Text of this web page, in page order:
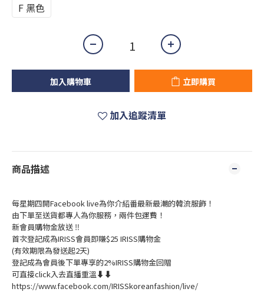
F 黑色
加入購物車 立即購買
加入追蹤清單
商品描述
每星期四開Facebook live為你介紹番最新最潮的韓流服飾！
由下單至送貨都專人為你服務，兩件包運費！
新會員購物金放送 ‼️
首次登記成為IRISS會員即賺$25 IRISS購物金
(有效期限為發送起2天)
登記成為會員後下單專享的2%IRISS購物金回贈
可直接click入去直播重溫⬇⬇
https://www.facebook.com/IRISSkoreanfashion/live/